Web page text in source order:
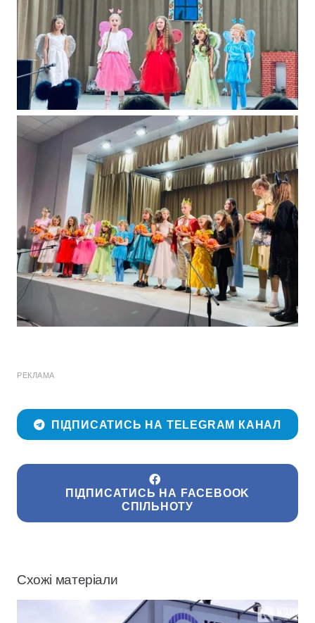
РЕКЛАМА
ПІДПИСАТИСЬ НА TELEGRAM КАНАЛ
ПІДПИСАТИСЬ НА FACEBOOK
СПІЛЬНОТУ
Схожі матеріали